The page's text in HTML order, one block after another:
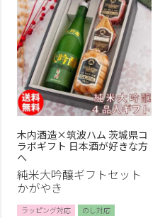
木内酒造×筑波ハム 茨城県コ
ラボギフト 日本酒が好きな方
へ
純米大吟醸ギフトセット
かがやき
ラッピング対応
のし対応